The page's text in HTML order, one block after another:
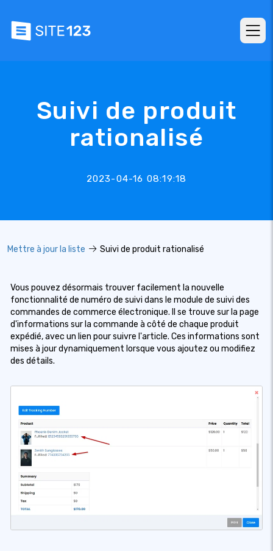
Suivi de produit
rationalisé
2023-04-16 08:19:18
Mettre à jour la liste Suivi de produit rationalisé
Vous pouvez désormais trouver facilement la nouvelle
fonctionnalité de numéro de suivi dans le module de suivi des
commandes de commerce électronique. Il se trouve sur la page
d'informations sur la commande à côté de chaque produit
expédié, avec un lien pour suivre l'article. Ces informations sont
mises à jour dynamiquement lorsque vous ajoutez ou modifiez
des détails.